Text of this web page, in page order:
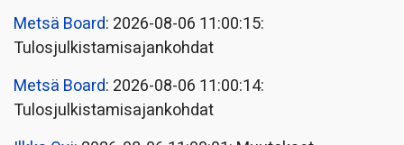
Metsä Board: 2026-08-06 11:00:15:
Tulosjulkistamisajankohdat
Metsä Board: 2026-08-06 11:00:14:
Tulosjulkistamisajankohdat